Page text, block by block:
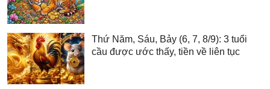
Thứ Năm, Sáu, Bảy (6, 7, 8/9): 3 tuổi
cầu được ước thấy, tiền về liên tục